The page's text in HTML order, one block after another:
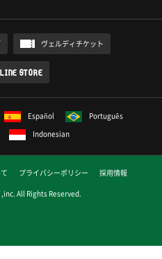
ヴェルディチケット
STORE
Español
Português
Indonesian
プライバシーポリシー
採用情報
,inc. All Rights Reserved.